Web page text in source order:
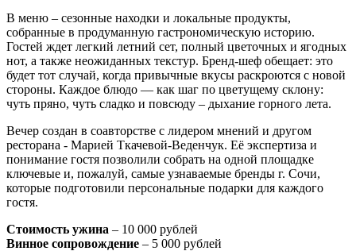
В меню – сезонные находки и локальные продукты,
собранные в продуманную гастрономическую историю.
Гостей ждет легкий летний сет, полный цветочных и ягодных
нот, а также неожиданных текстур. Бренд-шеф обещает: это
будет тот случай, когда привычные вкусы раскроются с новой
стороны. Каждое блюдо — как шаг по цветущему склону:
чуть пряно, чуть сладко и повсюду – дыхание горного лета.
Вечер создан в соавторстве с лидером мнений и другом
ресторана - Марией Ткачевой-Веденчук. Её экспертиза и
понимание гостя позволили собрать на одной площадке
ключевые и, пожалуй, самые узнаваемые бренды г. Сочи,
которые подготовили персональные подарки для каждого
гостя.
Стоимость ужина – 10 000 рублей
Винное сопровождение – 5 000 рублей